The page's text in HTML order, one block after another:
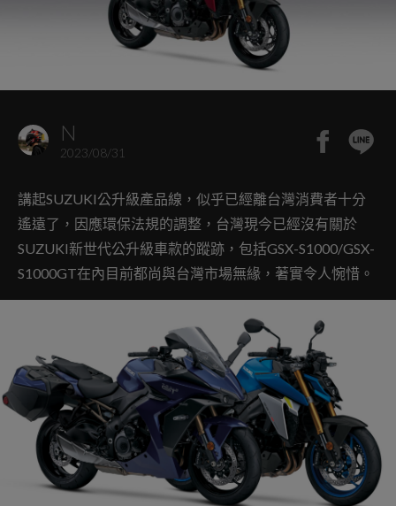
N
2023/08/31
講起SUZUKI公升級產品線，似乎已經離台灣消費者十分
遙遠了，因應環保法規的調整，台灣現今已經沒有關於
SUZUKI新世代公升級車款的蹤跡，包括GSX-S1000/GSX-
S1000GT在內目前都尚與台灣市場無緣，著實令人惋惜。